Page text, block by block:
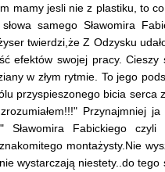
mamy jesli nie z plastiku, to
samego Sławomira
twierdzi,że Z Odzysku
efektów swojej pracy.
w złym rytmie. To jego
przyspieszonego bicia serca
Przynajmniej
Sławomira Fabickiego
montażysty.Nie
wystarczają niestety..do